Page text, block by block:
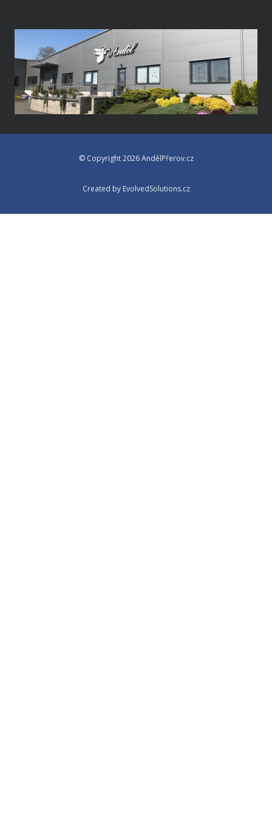
© Copyright 2026 AndělPřerov.cz
Created by EvolvedSolutions.cz